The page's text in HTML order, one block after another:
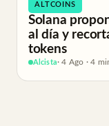
ALTCOINS
Solana
al día y
tokens
Alcista· 4 Ago · 4